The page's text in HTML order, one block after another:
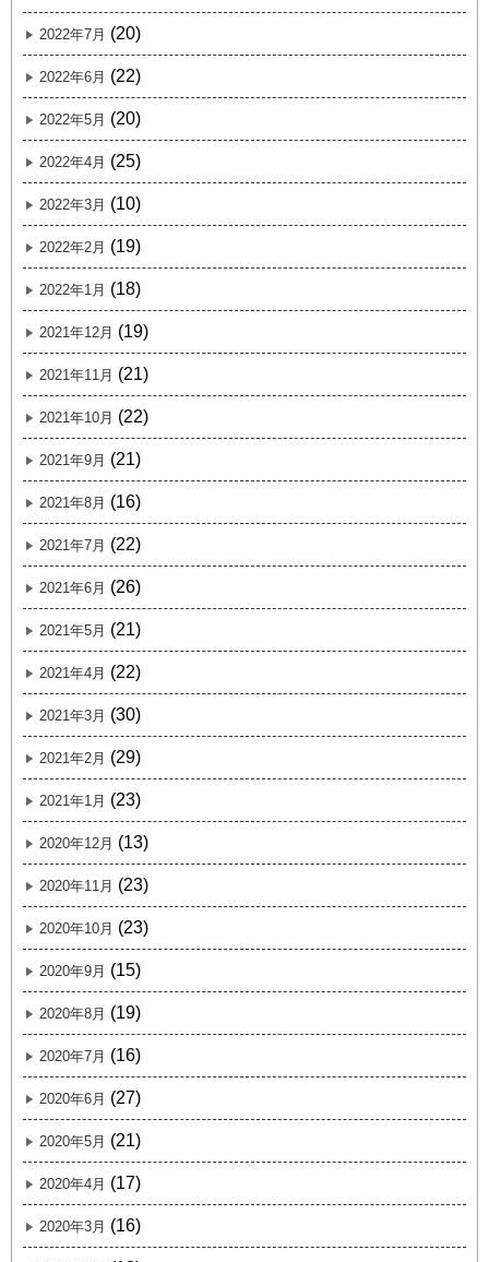
2022年7月 (20)
2022年6月 (22)
2022年5月 (20)
2022年4月 (25)
2022年3月 (10)
2022年2月 (19)
2022年1月 (18)
2021年12月 (19)
2021年11月 (21)
2021年10月 (22)
2021年9月 (21)
2021年8月 (16)
2021年7月 (22)
2021年6月 (26)
2021年5月 (21)
2021年4月 (22)
2021年3月 (30)
2021年2月 (29)
2021年1月 (23)
2020年12月 (13)
2020年11月 (23)
2020年10月 (23)
2020年9月 (15)
2020年8月 (19)
2020年7月 (16)
2020年6月 (27)
2020年5月 (21)
2020年4月 (17)
2020年3月 (16)